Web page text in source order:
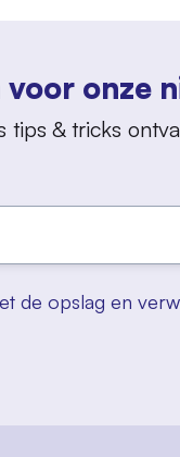
voor onze
tips & tricks
de opslag en